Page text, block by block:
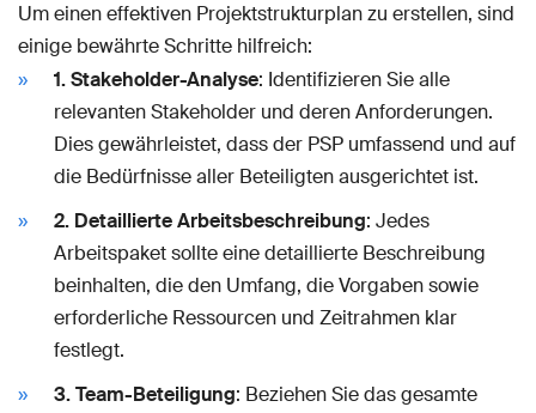
Um einen effektiven Projektstrukturplan zu erstellen, sind
einige bewährte Schritte hilfreich:
1. Stakeholder-Analyse: Identifizieren Sie alle
relevanten Stakeholder und deren Anforderungen.
Dies gewährleistet, dass der PSP umfassend und auf
die Bedürfnisse aller Beteiligten ausgerichtet ist.
2. Detaillierte Arbeitsbeschreibung: Jedes
Arbeitspaket sollte eine detaillierte Beschreibung
beinhalten, die den Umfang, die Vorgaben sowie
erforderliche Ressourcen und Zeitrahmen klar
festlegt.
3. Team-Beteiligung: Beziehen Sie das gesamte